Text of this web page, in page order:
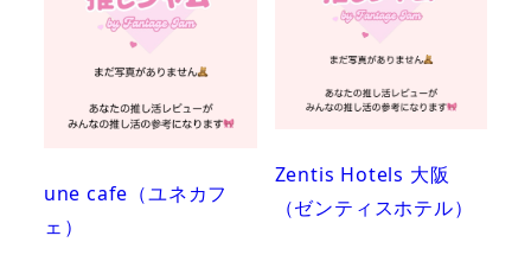
une cafe（ユネカフ
ェ）
Zentis Hotels 大阪
（ゼンティスホテル）